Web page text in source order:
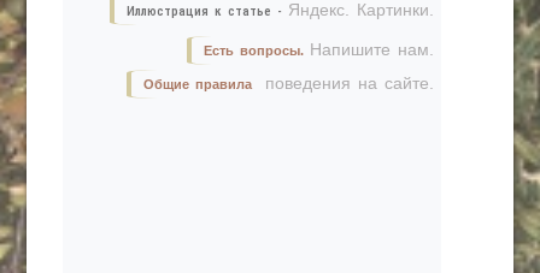
Иллюстрация к статье - Яндекс. Картинки.
Есть вопросы. Напишите нам.
Общие правила поведения на сайте.